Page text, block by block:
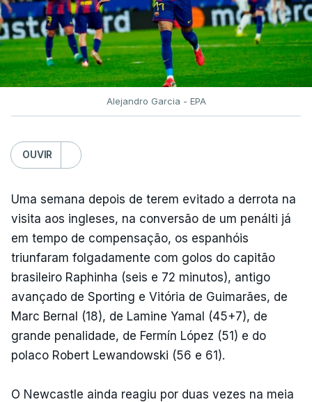
Alejandro Garcia - EPA
OUVIR
Uma semana depois de terem evitado a derrota na
visita aos ingleses, na conversão de um penálti já
em tempo de compensação, os espanhóis
triunfaram folgadamente com golos do capitão
brasileiro Raphinha (seis e 72 minutos), antigo
avançado de Sporting e Vitória de Guimarães, de
Marc Bernal (18), de Lamine Yamal (45+7), de
grande penalidade, de Fermín López (51) e do
polaco Robert Lewandowski (56 e 61).
O Newcastle ainda reagiu por duas vezes na meia